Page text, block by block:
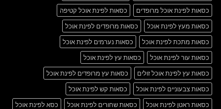
כסאות לפינת אוכל מרופדים
כסאות לפינת אוכל קטיפה
כסאות מעץ לפינת אוכל
כסאות מרופדים לפינת אוכל
כסאות מתכת לפינת אוכל
כסאות נערמים לפינת אוכל
כסאות עור לפינת אוכל
כסאות עץ לפינת אוכל
כסאות עץ לפינת אוכל זולים
כסאות עץ מרופדים לפינת אוכל
כסאות צבעוניים לפינת אוכל
כסאות קש לפינת אוכל
כסאות ראטן לפינת אוכל
כסאות שחורים לפינת אוכל
כסא לפינת אוכל